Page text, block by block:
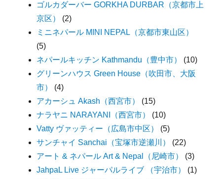
ゴルカダーバー GORKHA DURBAR（京都市上
京区）
(2)
ミニネパール MINI NEPAL（京都市東山区）
(5)
ネパールキッチン Kathmandu（豊中市）
(10)
グリーンハウス Green House（吹田市、大阪
市）
(4)
アカーシュ Akash（西宮市）
(15)
ナラヤニ NARAYANI（西宮市）
(10)
Vatty ヴァッティー（広島市中区）
(5)
サンチャイ Sanchai（宝塚市逆瀬川）
(22)
アート & ネパール Art & Nepal（尼崎市）
(3)
JahpaL Live ジャーパルライブ （宇治市）
(1)